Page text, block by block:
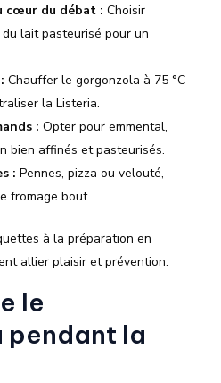
cœur du débat : Choisir
lait pasteurisé pour un
Chauffer le gorgonzola à 75 °C
la Listeria.
: Opter pour emmental,
bien affinés et pasteurisés.
: Pennes, pizza ou velouté,
fromage bout.
à la préparation en
allier plaisir et prévention.
le
pendant la